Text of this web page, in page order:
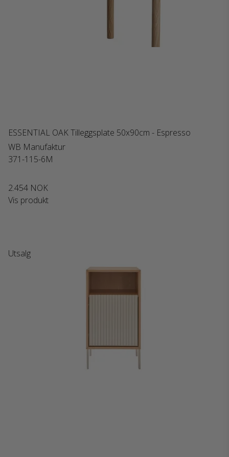
ESSENTIAL OAK Tilleggsplate 50x90cm - Espresso
WB Manufaktur
371-115-6M
2.454 NOK
Vis produkt
Utsalg